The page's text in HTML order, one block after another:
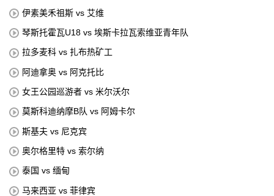
伊素美禾祖斯 vs 艾维
琴斯托霍瓦U18 vs 埃斯卡拉瓦索维亚青年队
拉多麦科 vs 扎布热矿工
阿迪拿奥 vs 阿克托比
女王公园巡游者 vs 米尔沃尔
莫斯科迪纳摩B队 vs 阿姆卡尔
斯基夫 vs 尼克宾
奥尔格里特 vs 索尔纳
泰国 vs 缅甸
马来西亚 vs 菲律宾